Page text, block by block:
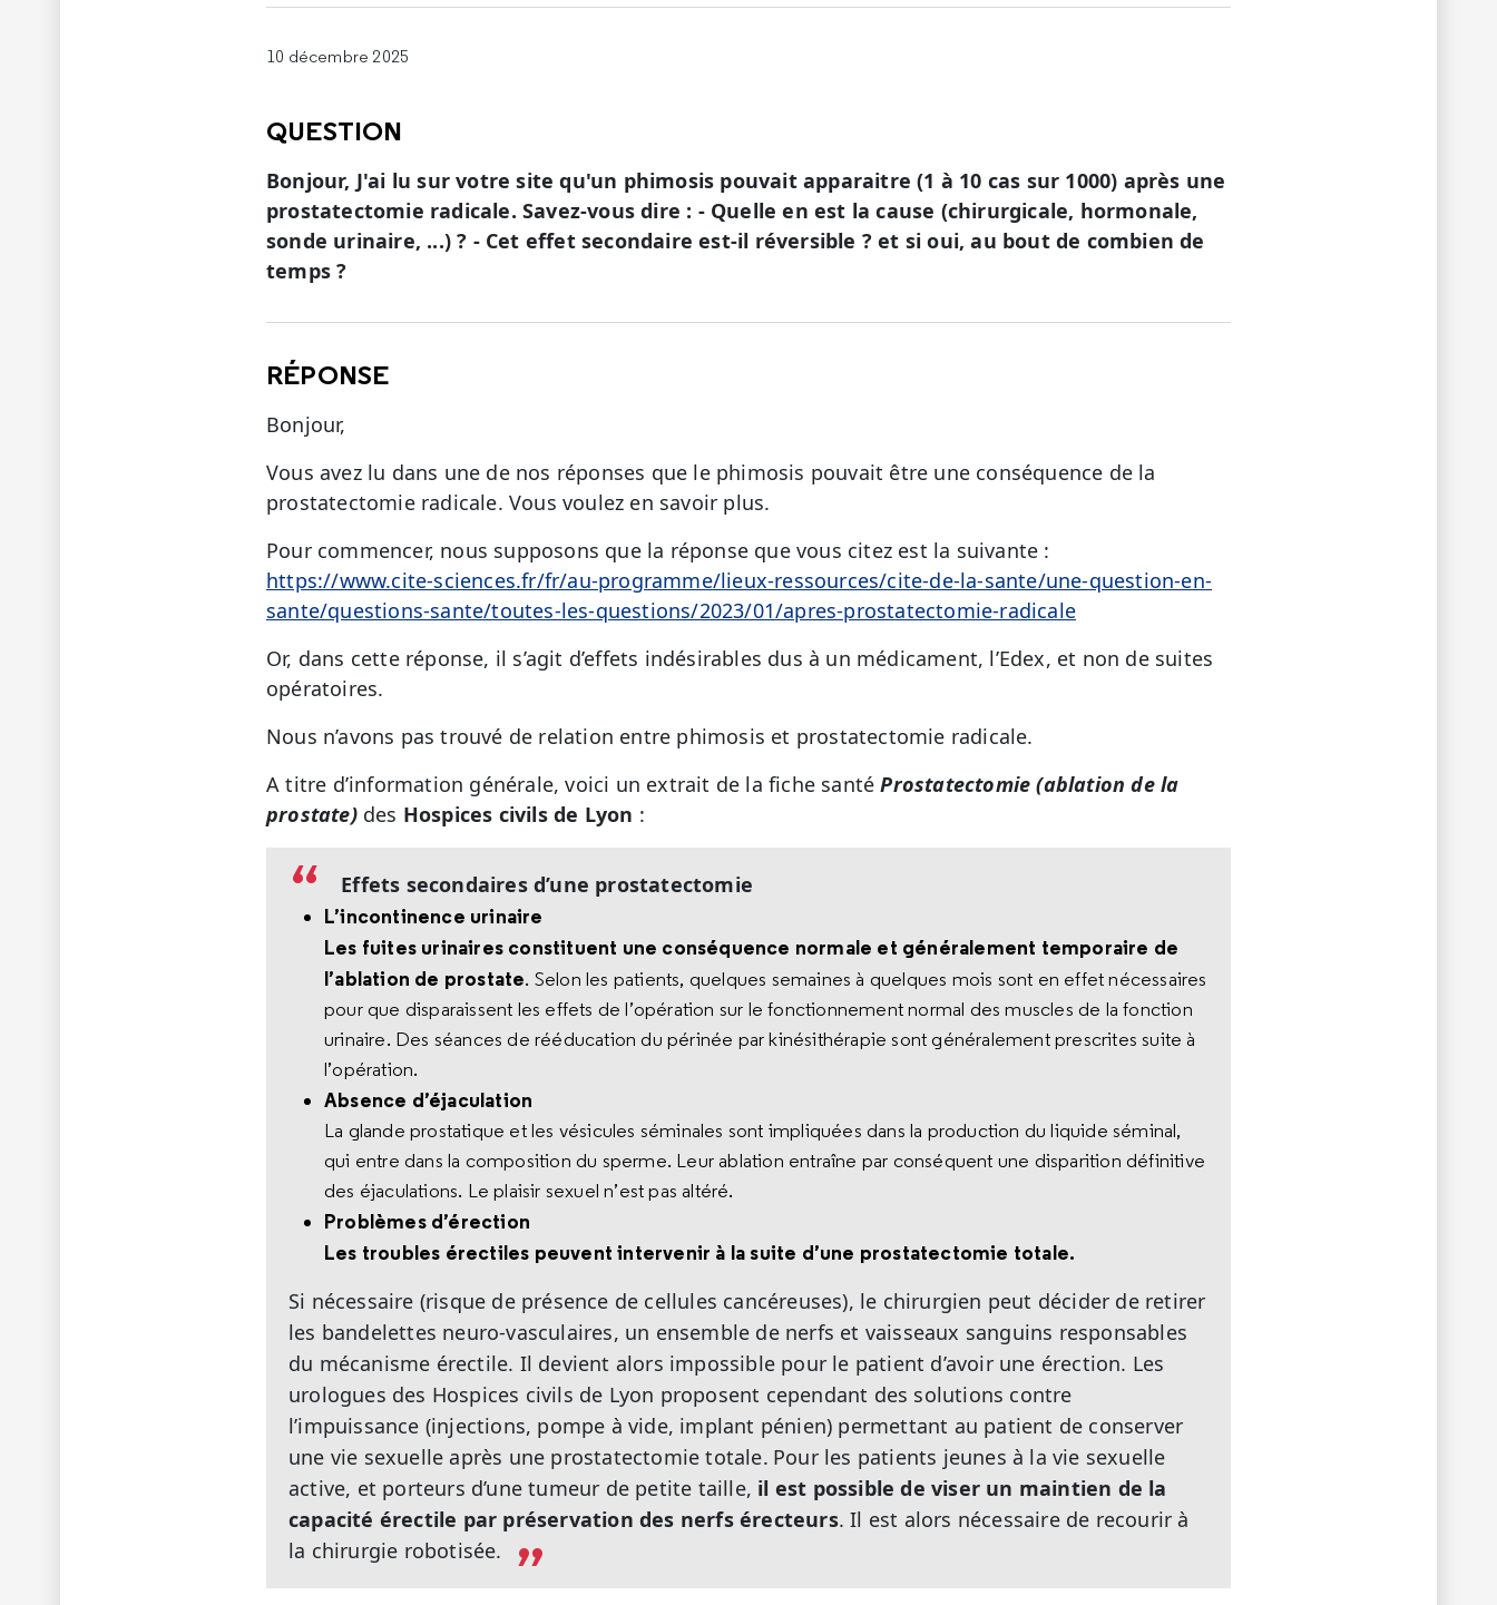
10 décembre 2025
QUESTION
Bonjour, J'ai lu sur votre site qu'un phimosis pouvait apparaitre (1 à 10 cas sur 1000) après une
prostatectomie radicale. Savez-vous dire : - Quelle en est la cause (chirurgicale, hormonale,
sonde urinaire, ...) ? - Cet effet secondaire est-il réversible ? et si oui, au bout de combien de
temps ?
RÉPONSE
Bonjour,
Vous avez lu dans une de nos réponses que le phimosis pouvait être une conséquence de la
prostatectomie radicale. Vous voulez en savoir plus.
Pour commencer, nous supposons que la réponse que vous citez est la suivante :
https://www.cite-sciences.fr/fr/au-programme/lieux-ressources/cite-de-la-sante/une-question-en-
sante/questions-sante/toutes-les-questions/2023/01/apres-prostatectomie-radicale
Or, dans cette réponse, il s’agit d’effets indésirables dus à un médicament, l’Edex, et non de suites
opératoires.
Nous n’avons pas trouvé de relation entre phimosis et prostatectomie radicale.
A titre d’information générale, voici un extrait de la fiche santéProstatectomie (ablation de la
prostate)des Hospices civils de Lyon :
Effets secondaires d’une prostatectomie
L’incontinence urinaire
Les fuites urinaires constituent une conséquence normale et généralement temporaire de
l’ablation de prostate. Selon les patients, quelques semaines à quelques mois sont en effet nécessaires
pour que disparaissent les effets de l’opération sur le fonctionnement normal des muscles de la fonction
urinaire. Des séances de rééducation du périnée par kinésithérapie sont généralement prescrites suite à
l’opération.
Absence d’éjaculation
La glande prostatique et les vésicules séminales sont impliquées dans la production du liquide séminal,
qui entre dans la composition du sperme. Leur ablation entraîne par conséquent une disparition définitive
des éjaculations. Le plaisir sexuel n’est pas altéré.
Problèmes d’érection
Les troubles érectiles peuvent intervenir à la suite d’une prostatectomie totale.
Si nécessaire (risque de présence de cellules cancéreuses), le chirurgien peut décider de retirer
les bandelettes neuro-vasculaires, un ensemble de nerfs et vaisseaux sanguins responsables
du mécanisme érectile. Il devient alors impossible pour le patient d’avoir une érection. Les
urologues des Hospices civils de Lyon proposent cependant des solutions contre
l’impuissance (injections, pompe à vide, implant pénien) permettant au patient de conserver
une vie sexuelle après une prostatectomie totale. Pour les patients jeunes à la vie sexuelle
active, et porteurs d’une tumeur de petite taille, il est possible de viser un maintien de la
capacité érectile par préservation des nerfs érecteurs. Il est alors nécessaire de recourir à
la chirurgie robotisée.